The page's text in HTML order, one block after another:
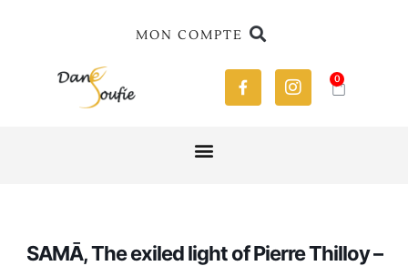
MON COMPTE
0
SAMĀ, The exiled light of Pierre Thilloy –